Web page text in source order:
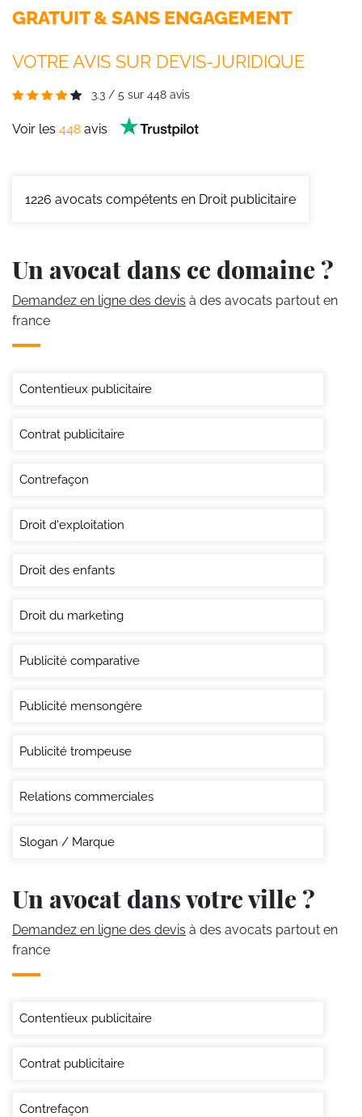
GRATUIT & SANS ENGAGEMENT
VOTRE AVIS SUR DEVIS-JURIDIQUE
3.3 / 5 sur 448 avis
Voir les 448 avis
1226 avocats compétents en Droit publicitaire
Un avocat dans ce domaine ?
Demandez en ligne des devis à des avocats partout en
france
Contentieux publicitaire
Contrat publicitaire
Contrefaçon
Droit d'exploitation
Droit des enfants
Droit du marketing
Publicité comparative
Publicité mensongère
Publicité trompeuse
Relations commerciales
Slogan / Marque
Un avocat dans votre ville ?
Demandez en ligne des devis à des avocats partout en
france
Contentieux publicitaire
Contrat publicitaire
Contrefaçon